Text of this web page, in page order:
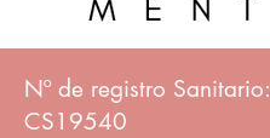
Nº de registro Sanitario:
CS19540